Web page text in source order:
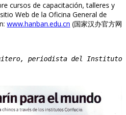
cursos de capacitación, talleres y
Web de la Oficina General de
www.hanban.edu.cn (国家汉办官方网
periodista del Instituto